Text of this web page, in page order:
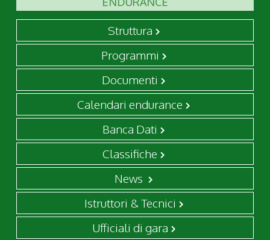
Struttura
Programmi
Documenti
Calendari endurance
Banca Dati
Classifiche
News
Istruttori & Tecnici
Ufficiali di gara